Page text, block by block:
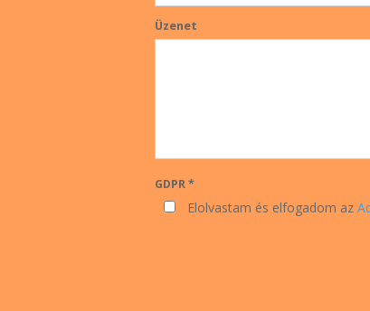
Üzenet
GDPR *
Elolvastam és elfogadom az